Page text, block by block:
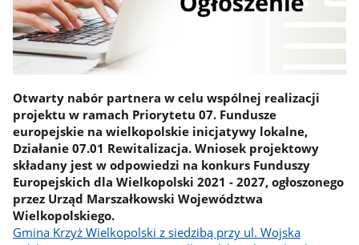
Otwarty nabór partnera w celu wspólnej realizacji
projektu w ramach Priorytetu 07. Fundusze
europejskie na wielkopolskie inicjatywy lokalne,
Działanie 07.01 Rewitalizacja. Wniosek projektowy
składany jest w odpowiedzi na konkurs Funduszy
Europejskich dla Wielkopolski 2021 - 2027, ogłoszonego
przez Urząd Marszałkowski Województwa
Wielkopolskiego.
Gmina Krzyż Wielkopolski z siedzibą przy ul. Wojska